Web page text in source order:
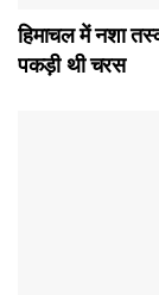
हिमाचल में नशा
पकड़ी थी चरस